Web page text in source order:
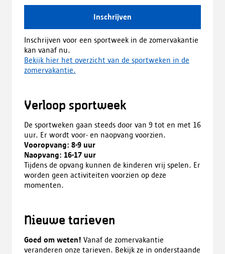
Inschrijven
Inschrijven voor een sportweek in de zomervakantie
kan vanaf nu.
Bekijk hier het overzicht van de sportweken in de
zomervakantie.
Verloop sportweek
De sportweken gaan steeds door van 9 tot en met 16
uur. Er wordt voor- en naopvang voorzien.
Vooropvang: 8-9 uur
Naopvang: 16-17 uur
Tijdens de opvang kunnen de kinderen vrij spelen. Er
worden geen activiteiten voorzien op deze
momenten.
Nieuwe tarieven
Goed om weten! Vanaf de zomervakantie
veranderen onze tarieven. Bekijk ze in onderstaande